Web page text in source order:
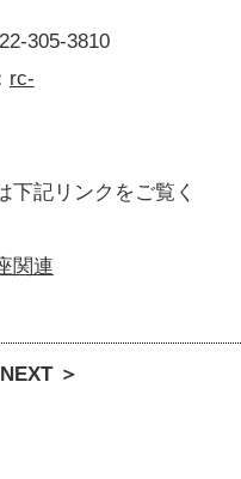
305-3810
rc-
下記リンクをご覧く
関連
NEXT ＞